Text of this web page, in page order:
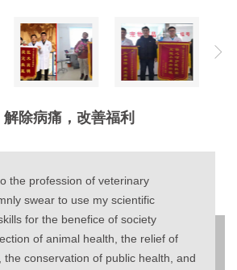
除病痛，改善福利
the profession of veterinary
swear to use my scientific
for the benefice of society
of animal health, the relief of
the conservation of public health, and